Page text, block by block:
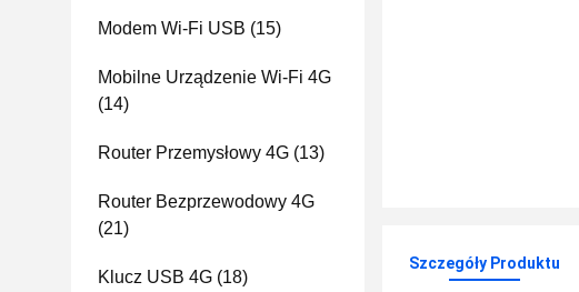
Modem Wi-Fi USB (15)
Mobilne Urządzenie Wi-Fi 4G
(14)
Router Przemysłowy 4G (13)
Router Bezprzewodowy 4G
(21)
Klucz USB 4G (18)
Szczegóły Produktu